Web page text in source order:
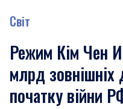
Світ
Режим Кім Чен
млрд зовнішніх
початку війни